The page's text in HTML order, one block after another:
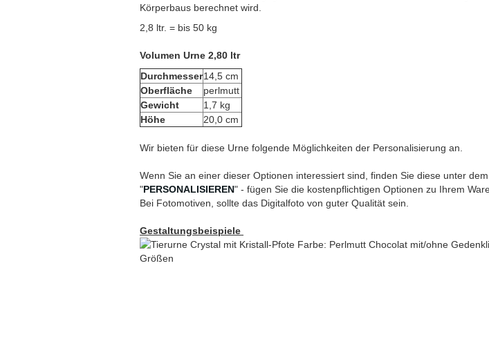
Körperbaus berechnet wird.
2,8 ltr. = bis 50 kg
Volumen Urne 2,80 ltr
Durchmesser14,5 cm
Oberfläche
perlmutt
Gewicht
1,7 kg
Höhe
20,0 cm
Wir bieten für diese Urne folgende Möglichkeiten der Personalisierung an.
Wenn Sie an einer dieser Optionen interessiert sind, finden Sie diese unter
"PERSONALISIEREN" - fügen Sie die kostenpflichtigen Optionen zu Ihrem
Bei Fotomotiven, sollte das Digitalfoto von guter Qualität sein.
Gestaltungsbeispiele